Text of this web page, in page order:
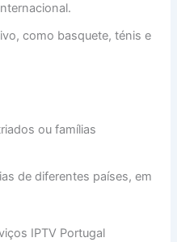
como basquete, ténis e
ou famílias
de diferentes países, em
IPTV Portugal